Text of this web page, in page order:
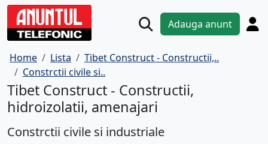
Adauga anunt
Home Lista
Tibet Construct - Constructii,..
Constrctii civile si..
Tibet Construct - Constructii,
hidroizolatii, amenajari
Constrctii civile si industriale